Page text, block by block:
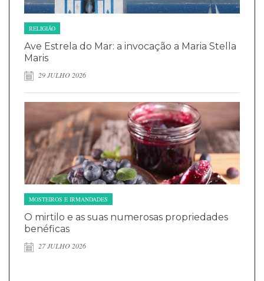
RELIGIÃO
Ave Estrela do Mar: a invocação a Maria Stella
Maris
29 JULHO 2026
MOSTEIROS E IRMANDADES
O mirtilo e as suas numerosas propriedades
benéficas
27 JULHO 2026